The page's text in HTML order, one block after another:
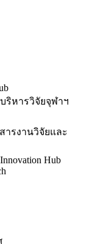
ริหารวิจัยจุฬาฯ
ารงานวิจัยและ
Hub